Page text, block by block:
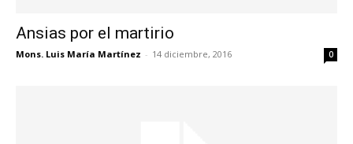
Ansias por el martirio
Mons. Luis María Martínez - 14 diciembre, 2016 0